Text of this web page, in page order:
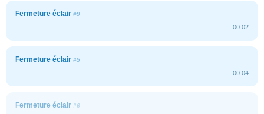
Fermeture éclair #9
00:02
Fermeture éclair #5
00:04
Fermeture éclair #6